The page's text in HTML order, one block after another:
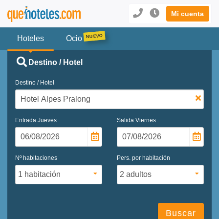
Mi cuenta
Hoteles Ocio
Destino / Hotel
Destino / Hotel
Entrada Jueves Salida Viernes
Nº habitaciones Pers. por habitación
Buscar